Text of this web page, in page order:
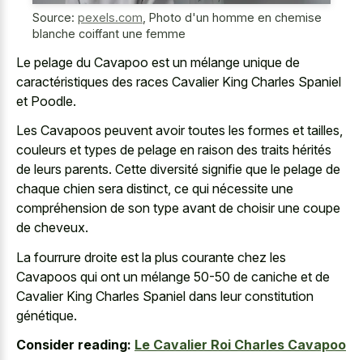
Source: pexels.com, Photo d'un homme en chemise
blanche coiffant une femme
Le pelage du Cavapoo est un mélange unique de
caractéristiques des races Cavalier King Charles Spaniel
et Poodle.
Les Cavapoos peuvent avoir toutes les formes et tailles,
couleurs et types de pelage en raison des traits hérités
de leurs parents. Cette diversité signifie que le pelage de
chaque chien sera distinct, ce qui nécessite une
compréhension de son type avant de choisir une coupe
de cheveux.
La fourrure droite est la plus courante chez les
Cavapoos qui ont un mélange 50-50 de caniche et de
Cavalier King Charles Spaniel dans leur constitution
génétique.
Consider reading: Le Cavalier Roi Charles Cavapoo